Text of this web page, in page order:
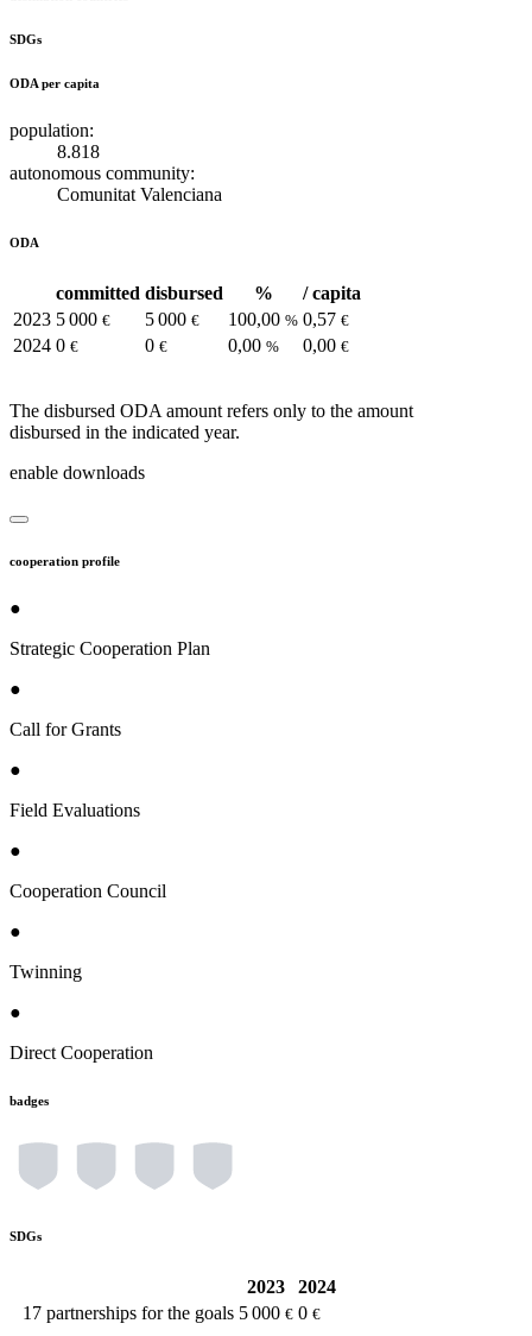
SDGs
ODA per capita
population:
8.818
autonomous community:
Comunitat Valenciana
ODA
committed disbursed %
/ capita
2023 5 000 € 5 000 € 100,00 % 0,57 €
2024 0 € 0 € 0,00 % 0,00 €
The disbursed ODA amount refers only to the amount
disbursed in the indicated year.
enable downloads
cooperation profile
●
Strategic Cooperation Plan
●
Call for Grants
●
Field Evaluations
●
Cooperation Council
●
Twinning
●
Direct Cooperation
badges
SDGs
2023
2024
17 partnerships for the goals 5 000 € 0 €